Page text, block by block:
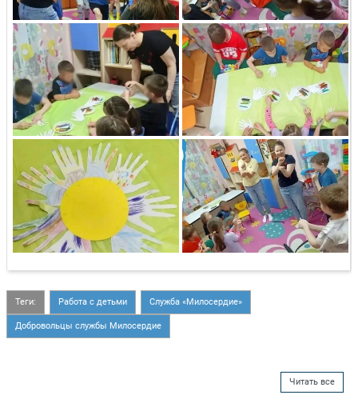
Теги: Работа с детьми Служба «Милосердие»
Добровольцы службы Милосердие
Читать все